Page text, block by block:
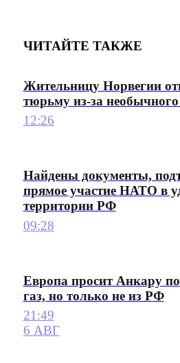
ЧИТАЙТЕ ТАКЖЕ
Жительницу Норвегии
тюрьму из-за
12:26
Найдены документы,
прямое участие НАТО в
территории РФ
09:28
Европа просит Анкару
газ, но только не из РФ
21:49
6 АВГ